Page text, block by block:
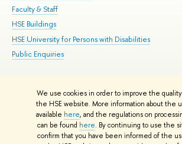
We use cookies in order to improve the
the HSE website. More information about the
available here, and the regulations on
can be found here. By continuing to use the
confirm that you have been informed of the
Faculty & Staff
HSE Buildings
HSE University for Persons with Disabilities
Public Enquiries
© HSE University 1993–2026 Contacts Copyright
HSE Sans and HSE Slab fonts developed by the